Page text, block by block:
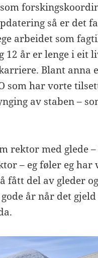
så er det
arbeidet som
12 år er lenge i eit
Blant anna
som har vorte
av staben –
rektor med glede
– eg føler eg har
fått del av gleder
år når det